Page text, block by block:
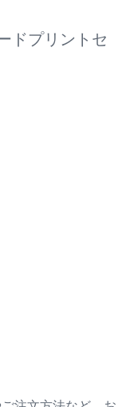
ドプリントセ